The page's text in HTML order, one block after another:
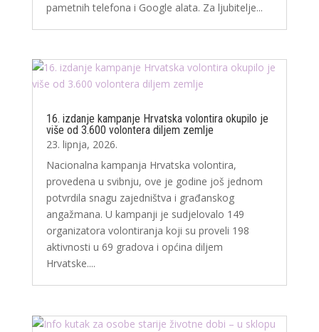
pametnih telefona i Google alata. Za ljubitelje...
16. izdanje kampanje Hrvatska volontira okupilo je
više od 3.600 volontera diljem zemlje
23. lipnja, 2026.
Nacionalna kampanja Hrvatska volontira,
provedena u svibnju, ove je godine još jednom
potvrdila snagu zajedništva i građanskog
angažmana. U kampanji je sudjelovalo 149
organizatora volontiranja koji su proveli 198
aktivnosti u 69 gradova i općina diljem
Hrvatske....